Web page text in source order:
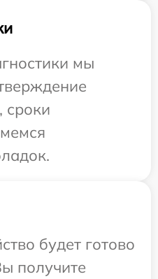
мы
сроки
будет готово
получите